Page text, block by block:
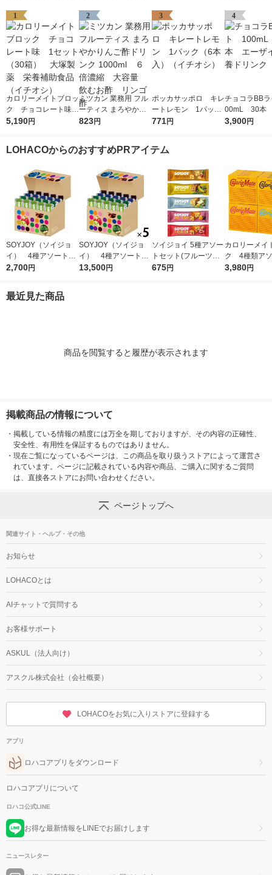
1
カロリーメイトブロッ
ク チョコレート味
1セット（30箱） 大
5,190円
2
ミツカン 業務用 フル
ーティス まろやかり
んご酢ドリンク 1000
酢
823円
3
ポッカサッポロ キレ
ートレモン 1パック
（6本入）（イチオ
771円
4
チョコラBB
00mL 30本
イ 栄養ドリ
3,900円
LOHACOからのおすすめPRアイテム
SOYJOY（ソイジョ
イ） 4種アソートセ
ット 1箱（20本入）
2,700円
SOYJOY（ソイジョ
イ） 4種アソート
1セット（1箱（20本
13,500円
ソイジョイ 5種アソー
トセット(フルーツ＆
ベイクドチーズ・バナ
675円
カロリーメイ
ク 4種類ア
（チーズ・チ
3,980円
最近見た商品
商品を閲覧すると履歴が表示されます
掲載商品の情報について
・ 掲載している情報の精度には万全を期しておりますが、その内容の正確性、
安全性、有用性を保証するものではありません。
・ 現在ご覧になっているページは、この商品を取り扱うストアによって運営さ
れています。ページに記載されている内容や商品、ご購入に関するご質問
は、直接各ストアにお問い合わせください。
ページトップへ
関連サイト・ヘルプ・その他
お知らせ
LOHACOとは
AIチャットで質問する
お客様サポート
ASKUL（法人向け）
アスクル株式会社（会社概要）
LOHACOをお気に入りストアに登録する
アプリ
ロハコアプリをダウンロード
ロハコアプリについて
ロハコ公式LINE
お得な最新情報をLINEでお届けします
ニュースレター